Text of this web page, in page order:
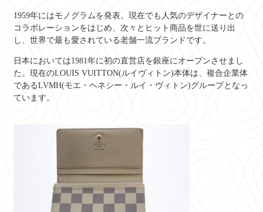
1959年にはモノグラムを発表。現在でも人気のデザイナーとの
コラボレーションをはじめ、次々とヒット商品を世に送り出
し、世界で最も愛されている老舗一流ブランドです。
日本においては1981年に初の直営店を銀座にオープンさせまし
た。現在のLOUIS VUITTON(ルイヴィトン)本体は、複合企業体
であるLVMH(モエ・ヘネシー・ルイ・ヴィトン)グループとなっ
ています。